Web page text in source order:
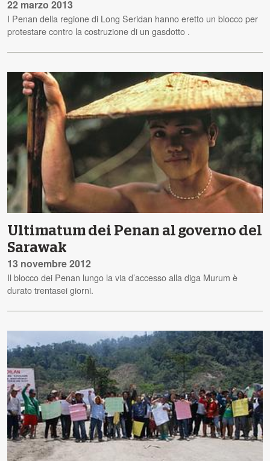
22 marzo 2013
I Penan della regione di Long Seridan hanno eretto un blocco per
protestare contro la costruzione di un gasdotto .
Ultimatum dei Penan al governo del
Sarawak
13 novembre 2012
Il blocco dei Penan lungo la via d’accesso alla diga Murum è
durato trentasei giorni.